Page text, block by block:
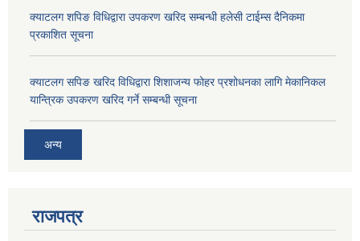
क्याटलग शपिङ विधिद्वारा उपकरण खरिद सम्बन्धी हलेसी टाईम्स दैनिकमा
प्रकाशित सूचना
क्याटलग सपिङ खरिद विधिद्वारा शिशाजन्य फोहर प्रशोधनका लागि मेकानिकल
यान्त्रिक उपकरण खरिद गर्ने सम्बन्धी सूचना
अन्य
राजपत्र